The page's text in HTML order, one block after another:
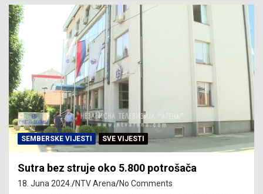
SEMBERSKE VIJESTI SVE VIJESTI
Sutra bez struje oko 5.800 potrošača
18. Juna 2024. NTV Arena No Comments